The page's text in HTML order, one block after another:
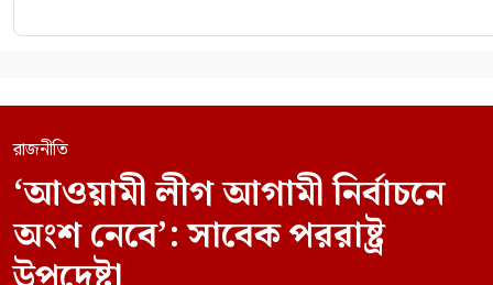
রাজনীতি
‘আওয়ামী লীগ আগামী নির্বাচনে
অংশ নেবে’: সাবেক পররাষ্ট্র